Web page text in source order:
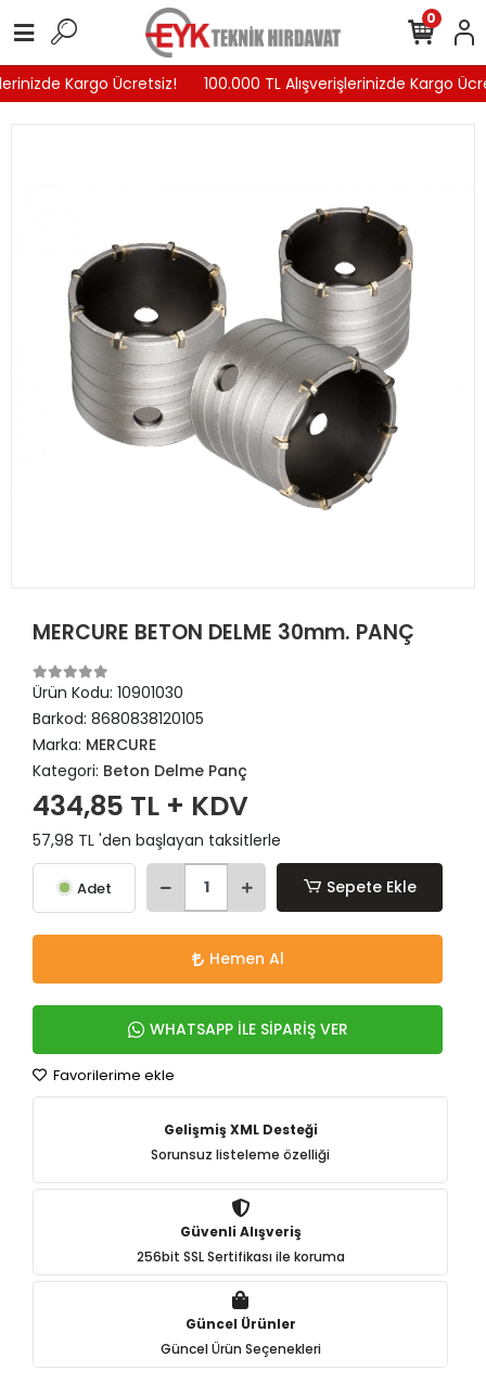
Kargo Ücretsiz! 100.000 TL Alışverişlerinizde Kargo
0
MERCURE BETON DELME 30mm. PANÇ
Ürün Kodu: 10901030
Barkod: 8680838120105
Marka: MERCURE
Kategori: Beton Delme Panç
434,85 TL + KDV
57,98 TL 'den başlayan taksitlerle
Adet Sepete Ekle
Hemen Al
WHATSAPP İLE SİPARİŞ VER
Favorilerime ekle
Gelişmiş XML Desteği
Sorunsuz listeleme özelliği
Güvenli Alışveriş
256bit SSL Sertifikası ile koruma
Güncel Ürünler
Güncel Ürün Seçenekleri